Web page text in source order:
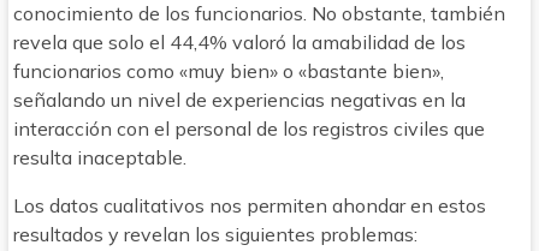
conocimiento de los funcionarios. No obstante, también
revela que solo el 44,4% valoró la amabilidad de los
funcionarios como «muy bien» o «bastante bien»,
señalando un nivel de experiencias negativas en la
interacción con el personal de los registros civiles que
resulta inaceptable.
Los datos cualitativos nos permiten ahondar en estos
resultados y revelan los siguientes problemas: